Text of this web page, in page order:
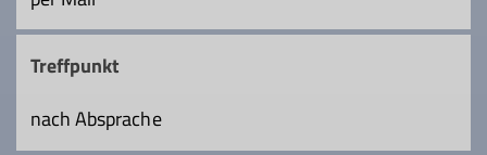
Treffpunkt
nach Absprache